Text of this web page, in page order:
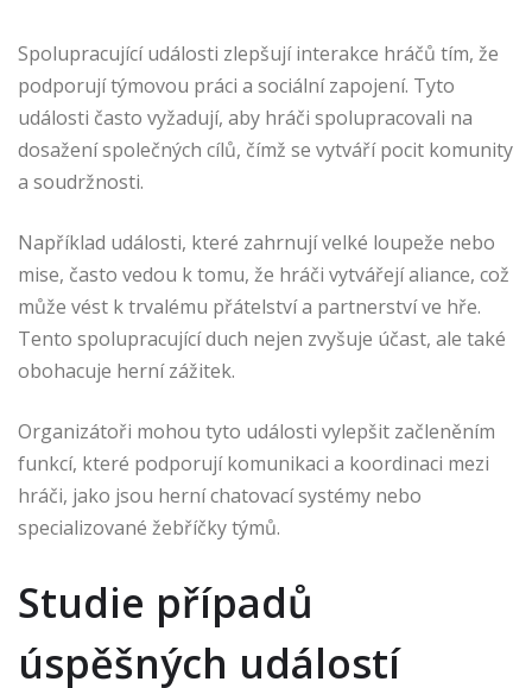
Spolupracující události zlepšují interakce hráčů tím, že
podporují týmovou práci a sociální zapojení. Tyto
události často vyžadují, aby hráči spolupracovali na
dosažení společných cílů, čímž se vytváří pocit komunity
a soudržnosti.
Například události, které zahrnují velké loupeže nebo
mise, často vedou k tomu, že hráči vytvářejí aliance, což
může vést k trvalému přátelství a partnerství ve hře.
Tento spolupracující duch nejen zvyšuje účast, ale také
obohacuje herní zážitek.
Organizátoři mohou tyto události vylepšit začleněním
funkcí, které podporují komunikaci a koordinaci mezi
hráči, jako jsou herní chatovací systémy nebo
specializované žebříčky týmů.
Studie případů
úspěšných událostí